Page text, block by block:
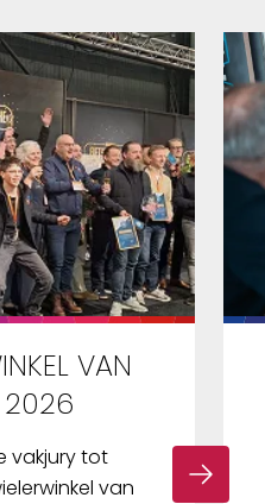
VAN
2026
vakjury tot
van